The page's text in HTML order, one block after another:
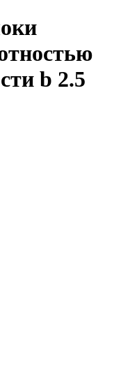
b 2.5